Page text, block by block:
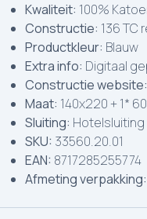
Kwaliteit: 100%
Constructie: 136 TC
Productkleur: Blauw
Extra info: Digitaal
Constructie website:
Maat: 140x220 + 1*
Sluiting: Hotelsluiting
SKU: 33560.20.01
EAN: 8717285255774
Afmeting verpakking: